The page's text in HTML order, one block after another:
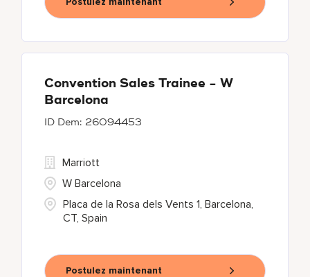
Convention Sales Trainee - W
Barcelona
26094453
Placa de la Rosa dels Vents 1, Barcelona,
CT, Spain
Marriott
W Barcelona
Postulez maintenant